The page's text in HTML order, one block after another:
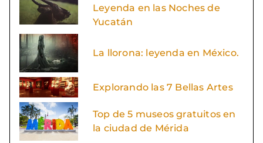
Leyenda en las Noches de
Yucatán
La llorona: leyenda en México.
Explorando las 7 Bellas Artes
Top de 5 museos gratuitos en
la ciudad de Mérida